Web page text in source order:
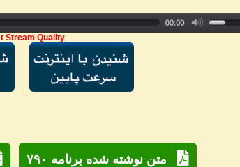
Stream Quality
متن نوشته شده برنامه ۷۹۰